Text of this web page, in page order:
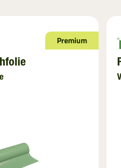
Premium